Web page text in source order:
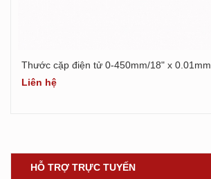
HỖ TRỢ TRỰC TUYẾN
Xem chi tiết
Thước cặp điện tử 0-450mm/18" x 0.01mm
Liên hệ